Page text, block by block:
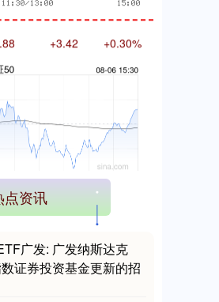
+3.42 +0.30%
点资讯
广发: 广发纳斯达克
证券投资基金更新的招